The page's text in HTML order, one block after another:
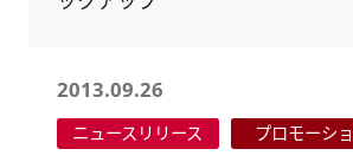
2013.09.26
ニュースリリース プロモーシ